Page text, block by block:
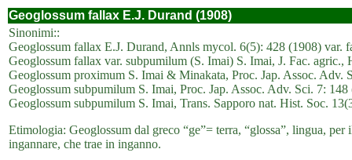
Geoglossum fallax E.J. Durand (1908)
Sinonimi::
Geoglossum fallax E.J. Durand, Annls mycol. 6(5): 428 (1908) var.
Geoglossum fallax var. subpumilum (S. Imai) S. Imai, J. Fac.
Geoglossum proximum S. Imai & Minakata, Proc. Jap. Assoc. Adv.
Geoglossum subpumilum S. Imai, Proc. Jap. Assoc. Adv. Sci. 7: 148
Geoglossum subpumilum S. Imai, Trans. Sapporo nat. Hist. Soc.
Etimologia: Geoglossum dal greco “ge”= terra, “glossa”, lingua,
ingannare, che trae in inganno.